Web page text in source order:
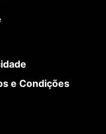
e Condições